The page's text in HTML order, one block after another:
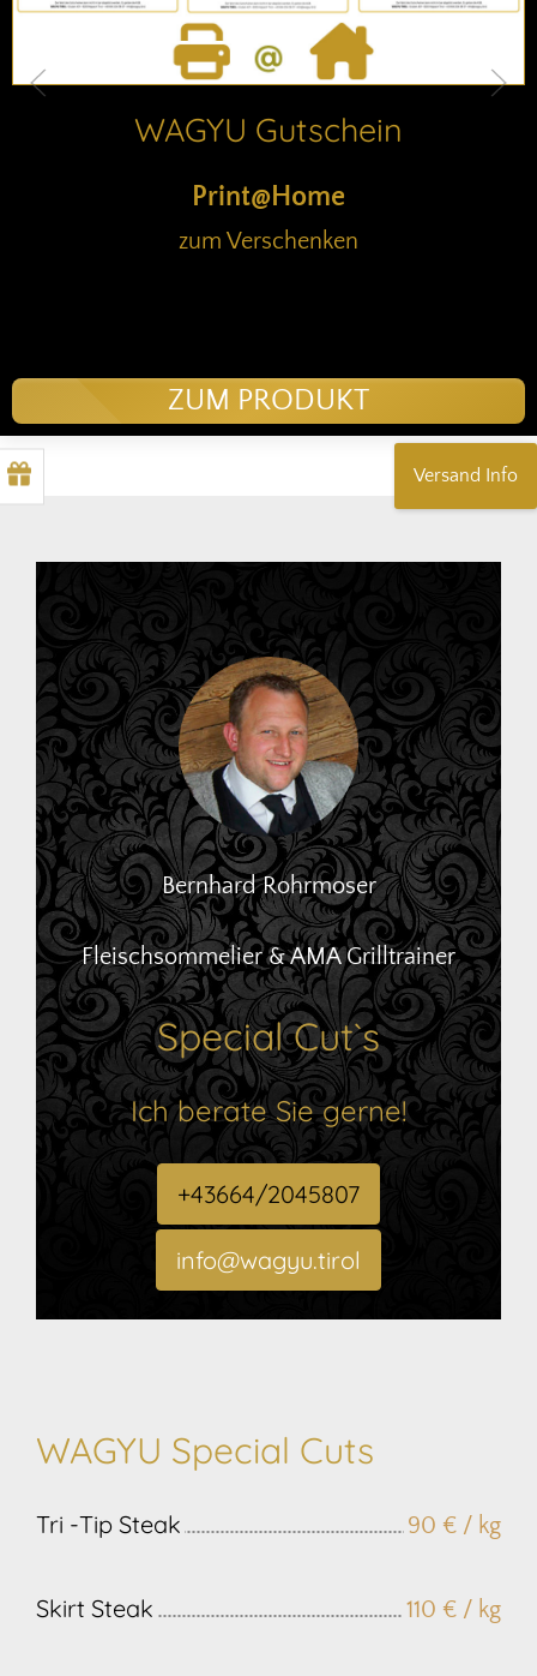
WAGYU Gutschein
Print@Home
zum Verschenken
ZUM PRODUKT
Bernhard Rohrmoser
Fleischsommelier & AMA Grilltrainer
Special Cut`s
Ich berate Sie gerne!
+43664/2045807
info@wagyu.tirol
WAGYU Special Cuts
Tri -Tip Steak 90 € / kg
Skirt Steak 110 € / kg
Versand Info